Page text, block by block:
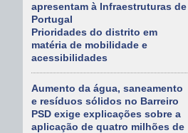
apresentam à Infraestruturas de
Portugal
Prioridades do distrito em
matéria de mobilidade e
acessibilidades
Aumento da água, saneamento
e resíduos sólidos no Barreiro
PSD exige explicações sobre a
aplicação de quatro milhões de